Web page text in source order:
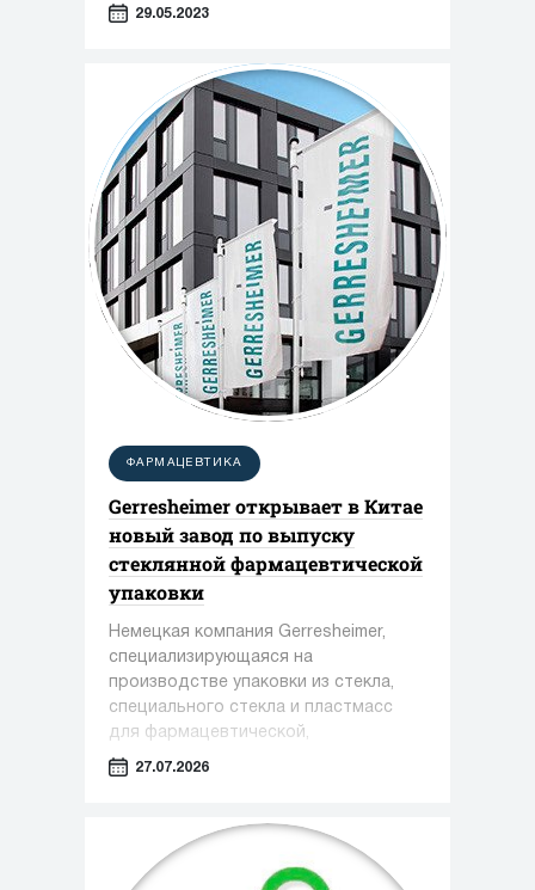
29.05.2023
ФАРМАЦЕВТИКА
Gerresheimer открывает в Китае
новый завод по выпуску
стеклянной фармацевтической
упаковки
Немецкая компания Gerresheimer,
специализирующаяся на
производстве упаковки из стекла,
специального стекла и пластмасс
для фармацевтической,
косметической и пищевой
Чжэньцзяне (КНР)
27.07.2026